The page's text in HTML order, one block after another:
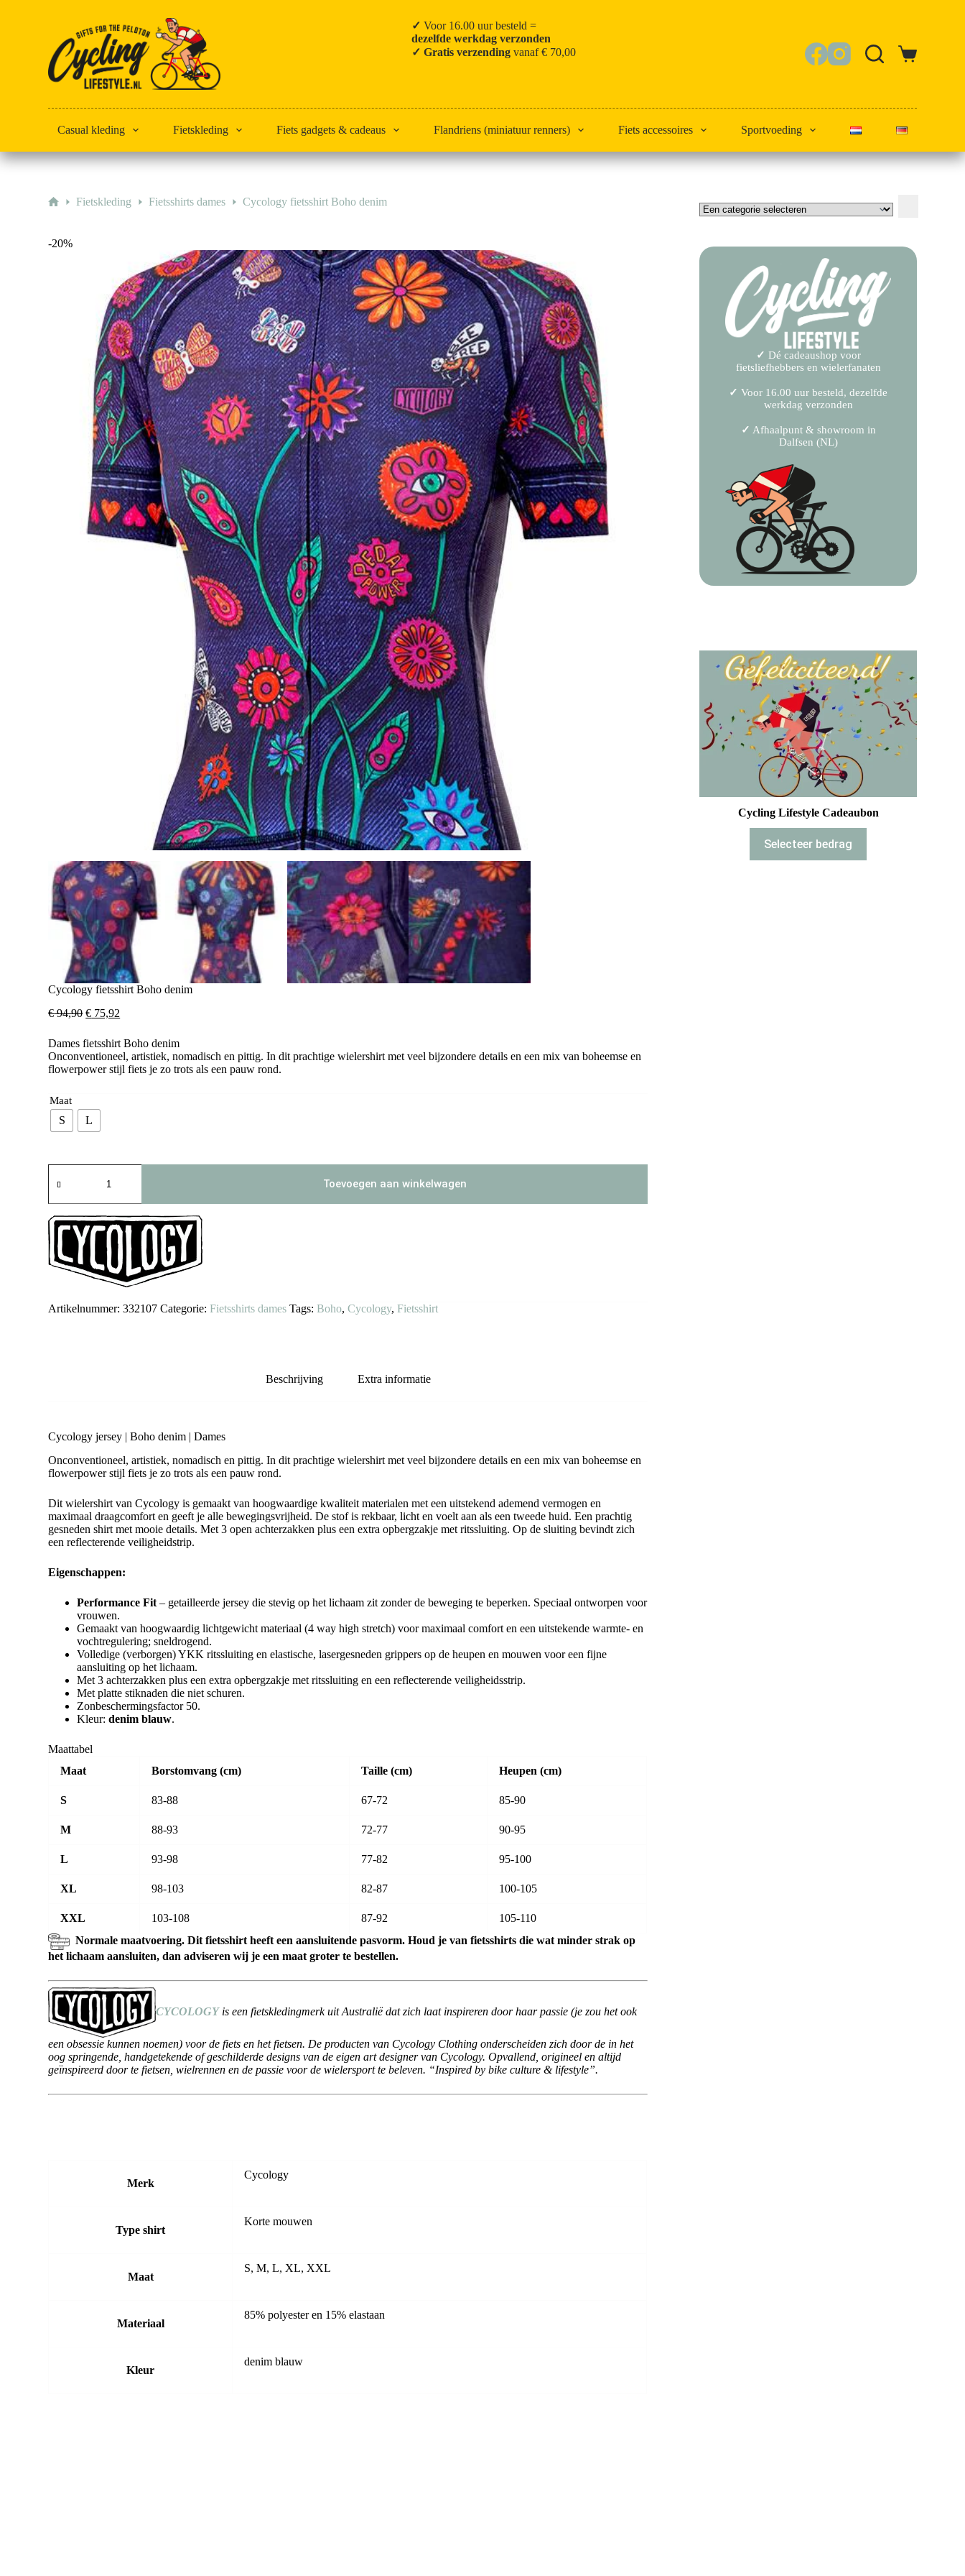
✓ Voor 16.00 uur besteld =
dezelfde werkdag verzonden
✓ Gratis verzendingvanaf € 70,00
Winkelwagen
Casual kleding Fietskleding Fiets gadgets & cadeaus Flandriens (miniatuur renners) Fiets accessoires Sportvoeding
HomeFietskleding Fietsshirts dames Cycology fietsshirt Boho denim
-20%
Cycology fietsshirt Boho denim
€94,90 Oorspronkelijke
was:
€ 94,90.
€ 75,92
is:
€ 75,92.
Dames fietsshirt Boho denim
Onconventioneel, artistiek, nomadisch en pittig. In dit prachtige wielershirt met veel bijzondere details en een mix van boheemse en
flowerpower stijl fiets je zo trots als een pauw rond.
Maat
S L
fietsshirt
denim
aantal
Toevoegen aan winkelwagen
Artikelnummer:332107 Categorie:Fietsshirts dames Tags:Boho,Cycology,Fietsshirt
Beschrijving Extra informatie
Cycology jersey | Boho denim | Dames
Onconventioneel, artistiek, nomadisch en pittig. In dit prachtige wielershirt met veel bijzondere details en een mix van boheemse en
flowerpower stijl fiets je zo trots als een pauw rond.
Dit wielershirt van Cycology is gemaakt van hoogwaardige kwaliteit materialen met een uitstekend ademend vermogen en
maximaal draagcomfort en geeft je alle bewegingsvrijheid. De stof is rekbaar, licht en voelt aan als een tweede huid. Een prachtig
gesneden shirt met mooie details. Met 3 open achterzakken plus een extra opbergzakje met ritssluiting. Op de sluiting bevindt zich
een reflecterende veiligheidstrip.
Eigenschappen:
Performance Fit – getailleerde jersey die stevig op het lichaam zit zonder de beweging te beperken. Speciaal ontworpen voor
vrouwen.
Gemaakt van hoogwaardig lichtgewicht materiaal (4 way high stretch) voor maximaal comfort en een uitstekende warmte- en
vochtregulering; sneldrogend.
Volledige (verborgen) YKK ritssluiting en elastische, lasergesneden grippers op de heupen en mouwen voor een fijne
aansluiting op het lichaam.
Met 3 achterzakken plus een extra opbergzakje met ritssluiting en een reflecterende veiligheidsstrip.
Met platte stiknaden die niet schuren.
Zonbeschermingsfactor 50.
Kleur:denim blauw.
Maattabel
Maat
Borstomvang (cm) Taille (cm) Heupen (cm)
S 83-88 67-72 85-90
M 88-93 72-77 90-95
L 93-98 77-82 95-100
XL 98-103 82-87 100-105
XXL 103-108 87-92
105-110
Normale maatvoering. Dit fietsshirt heeft een aansluitende pasvorm. Houd je van fietsshirts die wat minder strak op
het lichaam aansluiten, dan adviseren wij je een maat groter te bestellen.
CYCOLOGYis een fietskledingmerk uit Australië dat zich laat inspireren door haar passie (je zou het ook
een obsessie kunnen noemen) voor de fiets en het fietsen. De producten van Cycology Clothing onderscheiden zich door de in het
oog springende, handgetekende of geschilderde designs van de eigen art designer van Cycology. Opvallend, origineel en altijd
geïnspireerd door te fietsen, wielrennen en de passie voor de wielersport te beleven. “Inspired by bike culture & lifestyle”.
Merk
Cycology
Type shirt
Korte mouwen
Maat
S, M, L, XL, XXL
Materiaal
85% polyester en 15% elastaan
Kleur
denim blauw
categorie
✓ Dé cadeaushop voor
fietsliefhebbers en wielerfanaten
✓ Voor 16.00 uur besteld, dezelfde
werkdag verzonden
✓ Afhaalpunt & showroom in
Dalfsen (NL)
Cycling Lifestyle Cadeaubon
Selecteer bedrag